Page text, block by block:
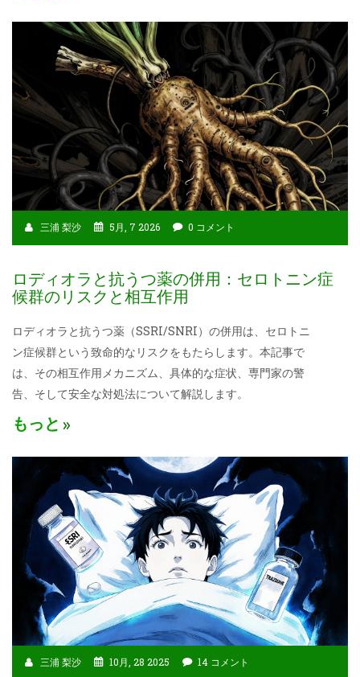
三浦 梨沙 5月, 7 2026 0 コメント
ロディオラと抗うつ薬の併用：セロトニン症
候群のリスクと相互作用
ロディオラと抗うつ薬（SSRI/SNRI）の併用は、セロトニ
ン症候群という致命的なリスクをもたらします。本記事で
は、その相互作用メカニズム、具体的な症状、専門家の警
告、そして安全な対処法について解説します。
もっと
三浦 梨沙 10月, 28 2025 14 コメント